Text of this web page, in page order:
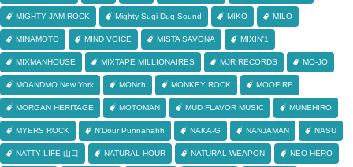
MIGHTY JAM ROCK Mighty Sugi-Dug Sound MIKO MILO
MINAMOTO MIND VOICE MISTA SAVONA MIXIN'1
MIXMANHOUSE MIXTAPE MILLIONAIRES MJR RECORDS MO-JO
MOANDMO New York MONch MONKEY ROCK MOOFIRE
MORGAN HERITAGE MOTOMAN MUD FLAVOR MUSIC MUNEHIRO
MYERS ROCK N'Dour Punnahahh NAKA-G NANJAMAN NASU
NATTY LIFE 山口 NATURAL HOUR NATURAL WEAPON NEO HERO